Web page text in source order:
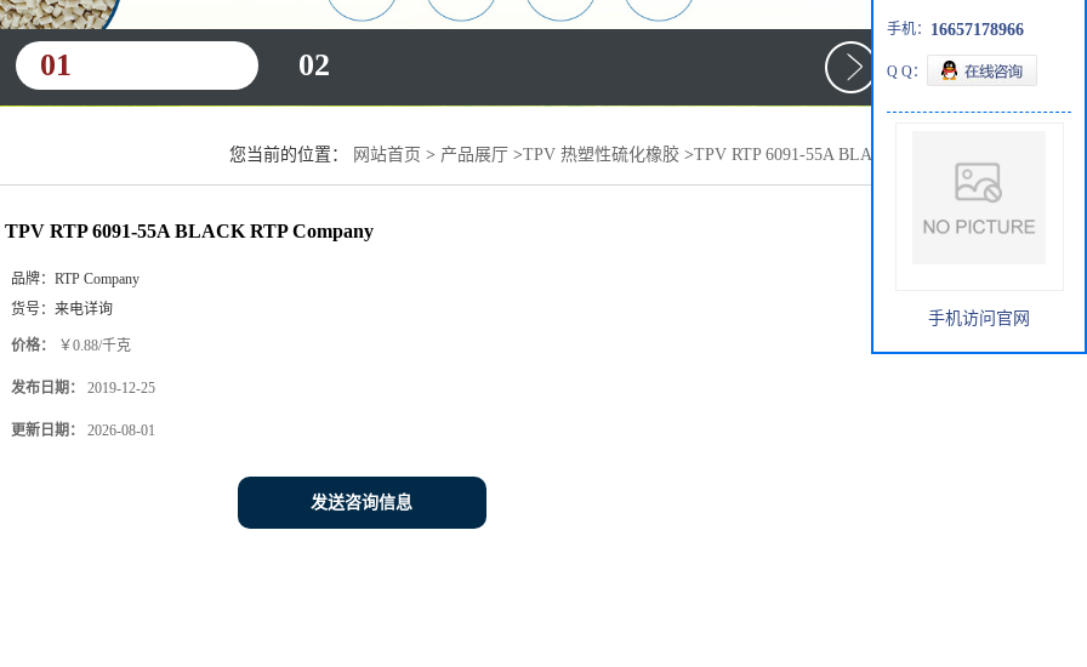
01 02
您当前的位置： 网站首页 > 产品展厅 >TPV 热塑性硫化橡胶 >TPV RTP 6091-55A BLACK RTP Company
TPV RTP 6091-55A BLACK RTP Company
品牌： RTP Company
货号： 来电详询
价格： ￥0.88/千克
发布日期： 2019-12-25
更新日期： 2026-08-01
发送咨询信息
手机： 16657178966
Q Q：
手机访问官网